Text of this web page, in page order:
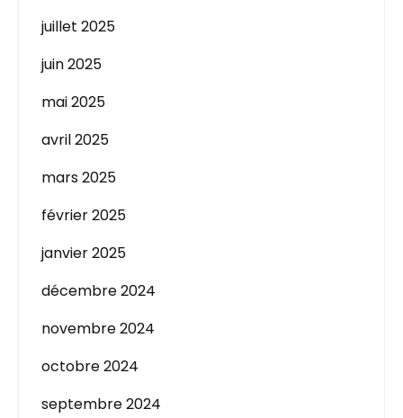
juillet 2025
juin 2025
mai 2025
avril 2025
mars 2025
février 2025
janvier 2025
décembre 2024
novembre 2024
octobre 2024
septembre 2024